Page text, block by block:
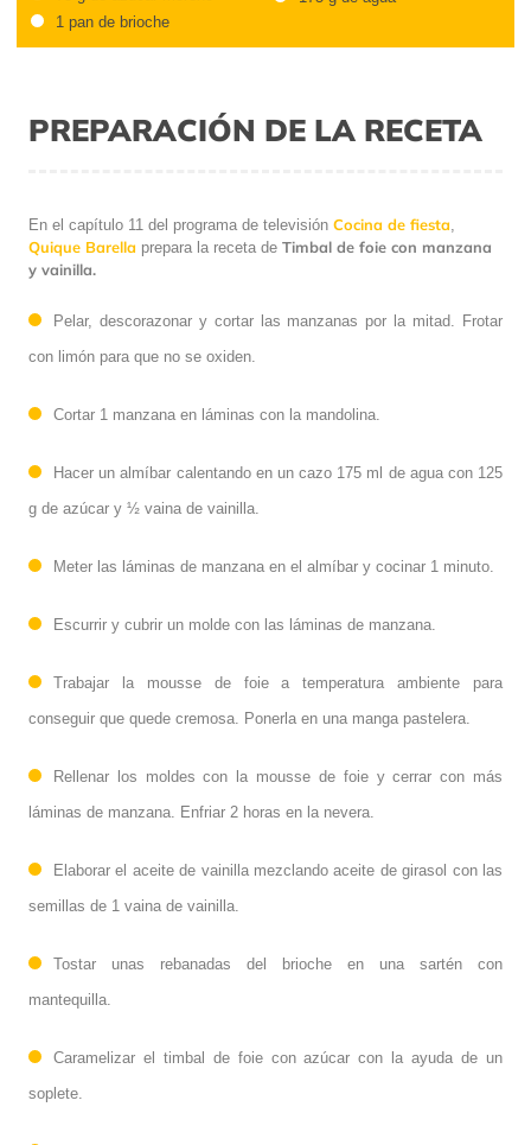
1 pan de brioche
PREPARACIÓN DE LA RECETA
En el capítulo 11 del programa de televisión Cocina de fiesta
Quique Barella prepara la receta de Timbal de foie con manzana
y vainilla.
Pelar, descorazonar y cortar las manzanas por la mitad. Frotar
con limón para que no se oxiden.
Cortar 1 manzana en láminas con la mandolina.
Hacer un almíbar calentando en un cazo 175 ml de agua con 125
g de azúcar y ½ vaina de vainilla.
Meter las láminas de manzana en el almíbar y cocinar 1 minuto.
Escurrir y cubrir un molde con las láminas de manzana.
Trabajar la mousse de foie a temperatura ambiente para
conseguir que quede cremosa. Ponerla en una manga pastelera.
Rellenar los moldes con la mousse de foie y cerrar con más
láminas de manzana. Enfriar 2 horas en la nevera.
Elaborar el aceite de vainilla mezclando aceite de girasol con las
semillas de 1 vaina de vainilla.
Tostar unas rebanadas del brioche en una sartén con
mantequilla.
Caramelizar el timbal de foie con azúcar con la ayuda de un
soplete.